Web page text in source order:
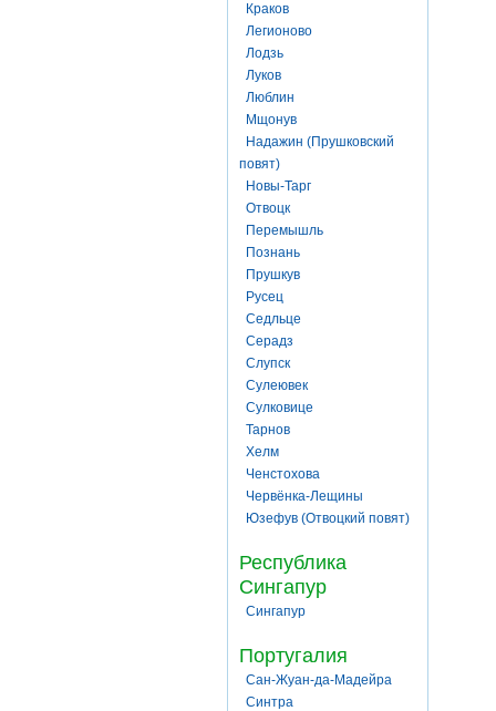
Краков
Легионово
Лодзь
Луков
Люблин
Мщонув
Надажин (Прушковский
повят)
Новы-Тарг
Отвоцк
Перемышль
Познань
Прушкув
Русец
Седльце
Серадз
Слупск
Сулеювек
Сулковице
Тарнов
Хелм
Ченстохова
Червёнка-Лещины
Юзефув (Отвоцкий повят)
Республика
Сингапур
Сингапур
Португалия
Сан-Жуан-да-Мадейра
Синтра